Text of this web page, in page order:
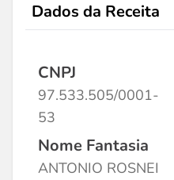
Dados da Receita
CNPJ
97.533.505/0001-
53
Nome Fantasia
ANTONIO ROSNEI